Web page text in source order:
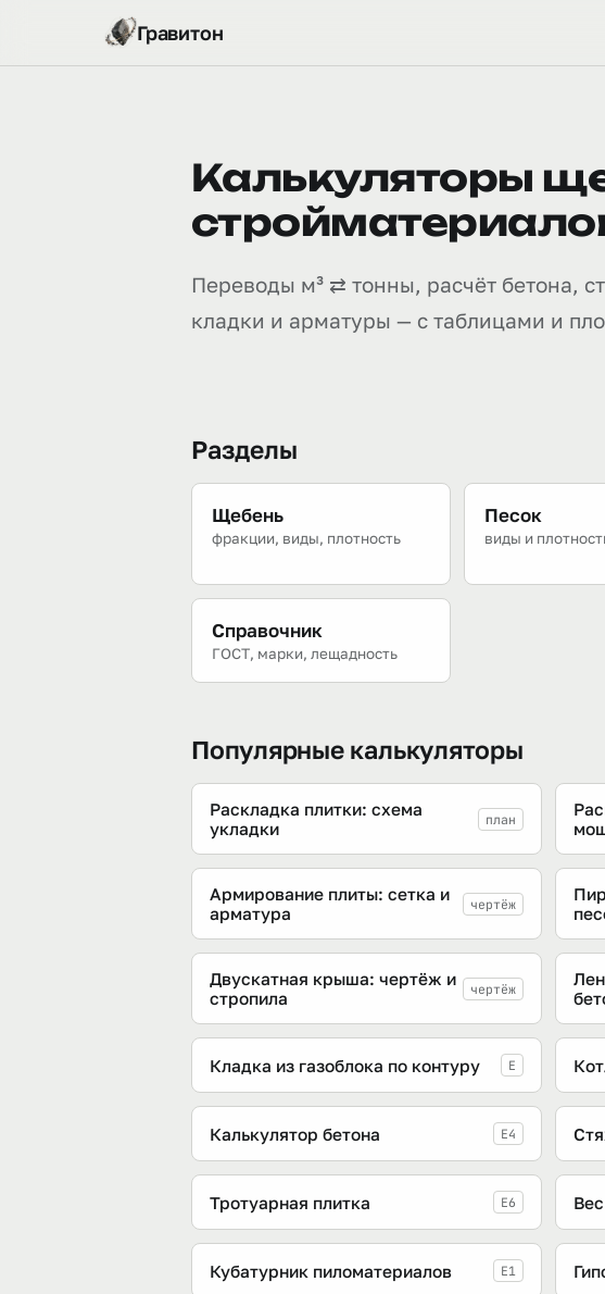
Гравитон
Калькуляторы
Переводы м³ ⇄ тонны, расчёт бетона,
кладки и арматуры — с таблицами и
Разделы
Щебень
фракции, виды, плотность
Песок
виды и
Справочник
ГОСТ, марки, лещадность
Популярные калькуляторы
Раскладка плитки: схема
укладки
план
Армирование плиты: сетка и
арматура
чертёж
Двускатная крыша: чертёж и
стропила
чертёж
Кладка из газоблока по контуру E
Калькулятор бетона E4
Тротуарная плитка E6
Кубатурник пиломатериалов E1